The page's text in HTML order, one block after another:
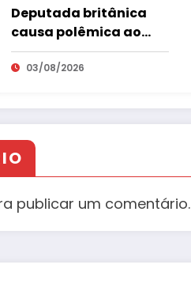
Deputada britânica
causa polêmica ao
defender brinquedos
eróticos como parte
03/08/2026
publicar um comentário.